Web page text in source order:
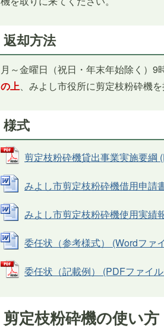
返却方法
月～金曜日（祝日・年末年始除く）9
の上、みよし市役所に剪定枝粉砕機を
様式
剪定枝粉砕機貸出事業実施要綱
みよし市剪定枝粉砕機借用申請
みよし市剪定枝粉砕機使用実績
委任状（参考様式） (Wordファ
委任状（記載例） (PDFファイ
剪定枝粉砕機の使い方